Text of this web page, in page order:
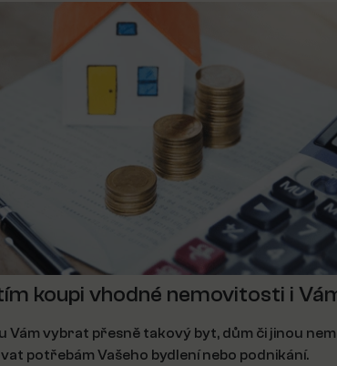
koupi vhodné nemovitosti i
Vám vybrat přesně takový byt, dům či jinou
potřebám Vašeho bydlení nebo podnikání.